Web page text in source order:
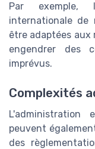
Par exemple,
internationale de
être adaptées aux
engendrer des
imprévus.
Complexités
L'administration
peuvent
des